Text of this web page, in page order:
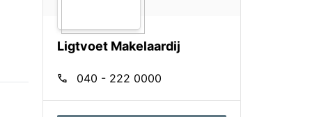
Ligtvoet Makelaardij
call 040 - 222 0000